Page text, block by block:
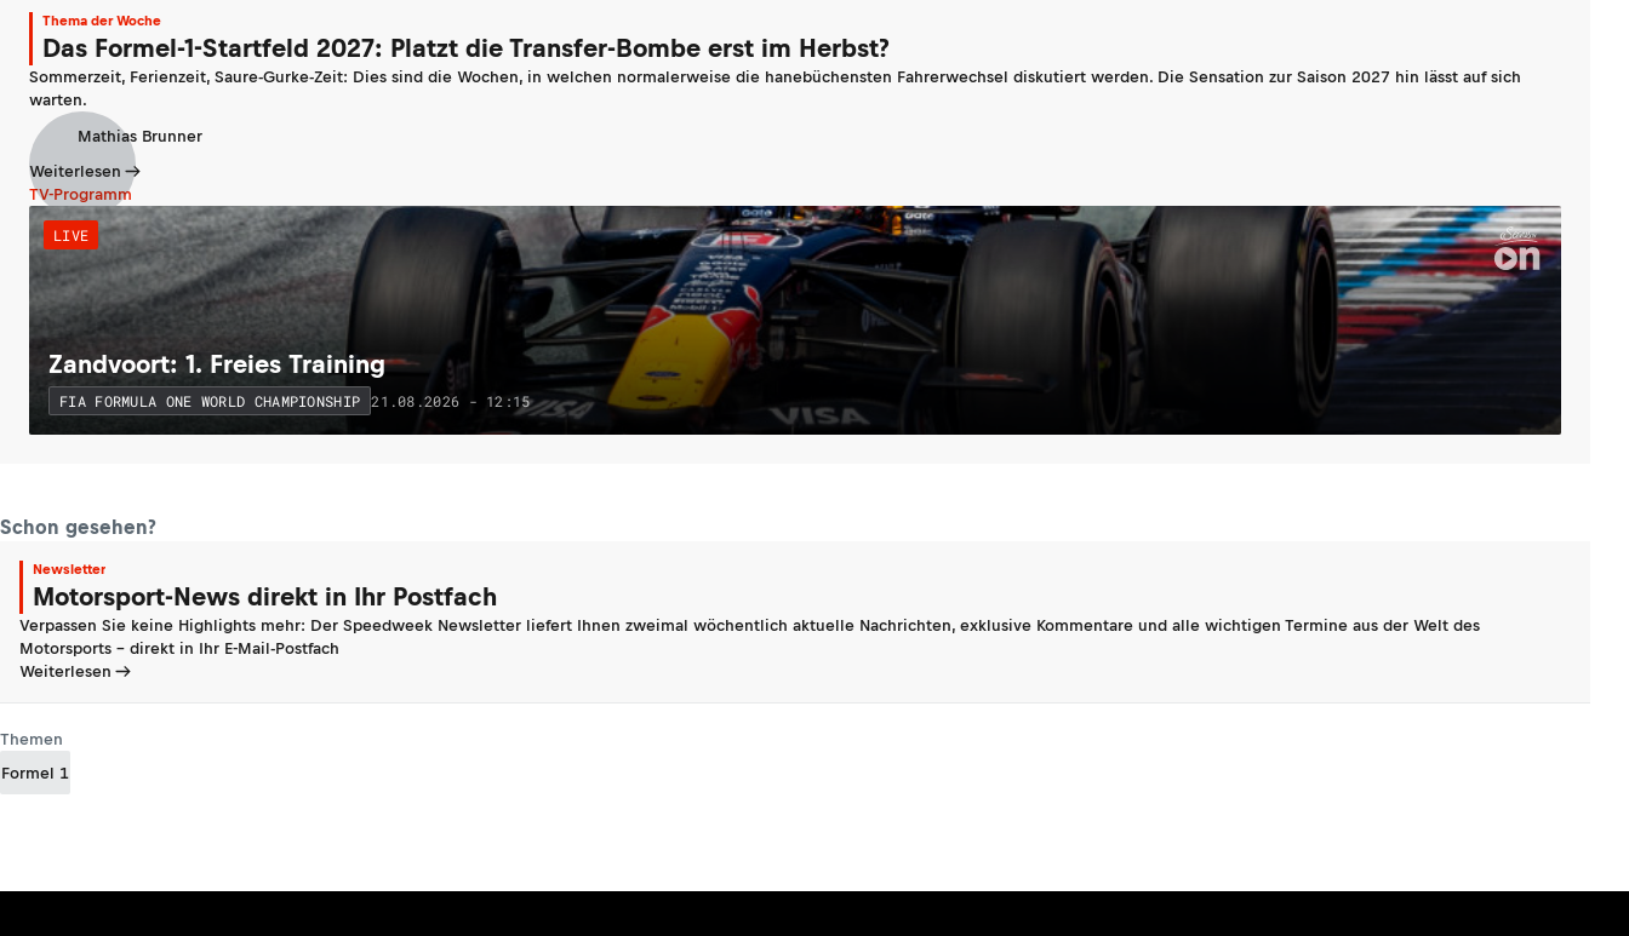
Thema der Woche
Das Formel-1-Startfeld 2027: Platzt die Transfer-Bombe erst im Herbst?
Sommerzeit, Ferienzeit, Saure-Gurke-Zeit: Dies sind die Wochen, in welchen normalerweise die hanebüchensten Fahrerwechsel diskutiert werden. Die Sensation zur Saison 2027 hin lässt auf sich
warten.
Mathias Brunner
Weiterlesen
TV-Programm
LIVE
Zandvoort: 1. Freies Training
FIA FORMULA ONE WORLD CHAMPIONSHIP 21.08.2026 - 12:15
Schon gesehen?
Newsletter
Motorsport-News direkt in Ihr Postfach
Verpassen Sie keine Highlights mehr: Der Speedweek Newsletter liefert Ihnen zweimal wöchentlich aktuelle Nachrichten, exklusive Kommentare und alle wichtigen Termine aus der Welt des
Motorsports - direkt in Ihr E-Mail-Postfach
Weiterlesen
Themen
Formel 1